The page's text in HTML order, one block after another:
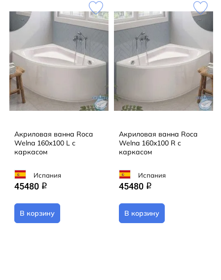
Акриловая ванна Roca
Welna 160x100 L с
каркасом
Испания
45480 q
В корзину
Акриловая ванна Roca
Welna 160x100 R с
каркасом
Испания
45480 q
В корзину